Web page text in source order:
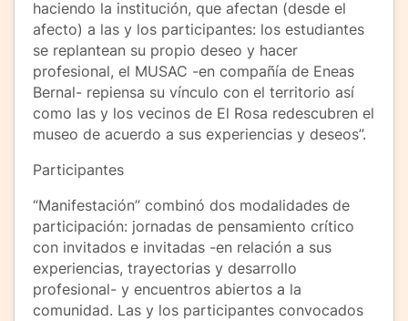
haciendo la institución, que afectan (desde el
afecto) a las y los participantes: los estudiantes
se replantean su propio deseo y hacer
profesional, el MUSAC -en compañía de Eneas
Bernal- repiensa su vínculo con el territorio así
como las y los vecinos de El Rosa redescubren el
museo de acuerdo a sus experiencias y deseos”.
Participantes
“Manifestación” combinó dos modalidades de
participación: jornadas de pensamiento crítico
con invitados e invitadas -en relación a sus
experiencias, trayectorias y desarrollo
profesional- y encuentros abiertos a la
comunidad. Las y los participantes convocados